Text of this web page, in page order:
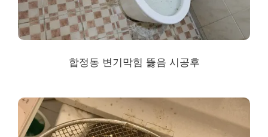
합정동 변기막힘 뚫음 시공후